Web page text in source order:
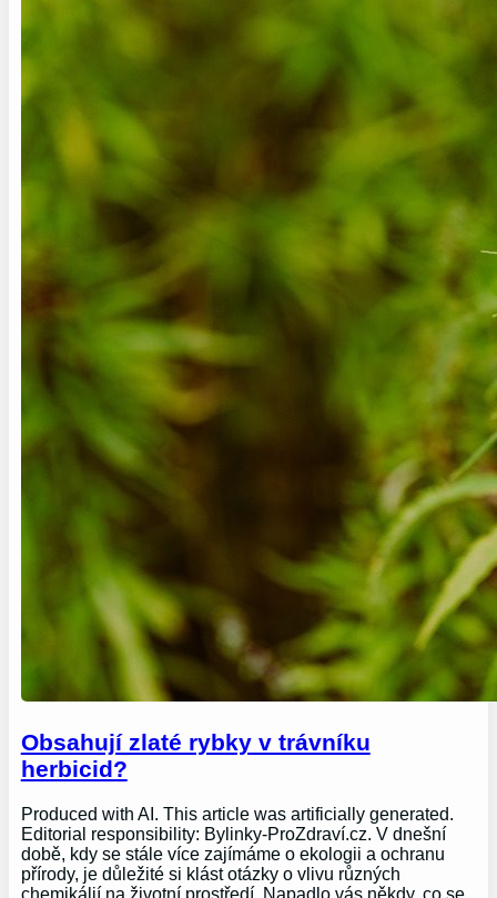
Obsahují zlaté rybky v trávníku
herbicid?
Produced with AI. This article was artificially generated.
Editorial responsibility: Bylinky-ProZdraví.cz. V dnešní
době, kdy se stále více zajímáme o ekologii a ochranu
přírody, je důležité si klást otázky o vlivu různých